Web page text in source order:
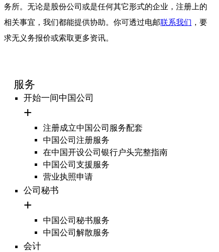
务所。无论是股份公司或是任何其它形式的企业，注册上的
相关事宜，我们都能提供协助。你可透过电邮联系我们 ，要
求无义务报价或索取更多资讯。
服务
开始一间中国公司
注册成立中国公司服务配套
中国公司注册服务
在中国开设公司银行户头完整指南
中国公司支援服务
营业执照申请
公司秘书
中国公司秘书服务
中国公司解散服务
会计